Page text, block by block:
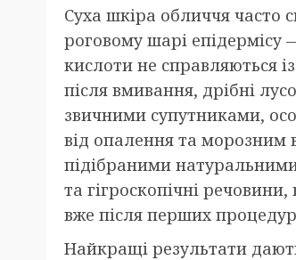
Суха шкіра обличчя часто
роговому шарі епідермісу
кислоти не справляються
після вмивання, дрібні
звичними супутниками,
від опалення та морозним
підібраними натуральними
та гігроскопічні
вже після перших
Найкращі результати